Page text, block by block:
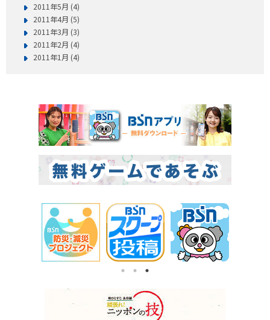
2011年5月 (4)
2011年4月 (5)
2011年3月 (3)
2011年2月 (4)
2011年1月 (4)